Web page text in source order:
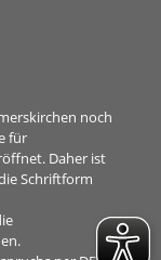
noch
für
Daher ist
Schriftform